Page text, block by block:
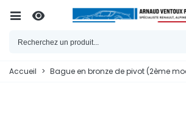
Accueil > Bague en bronze de pivot (2ème